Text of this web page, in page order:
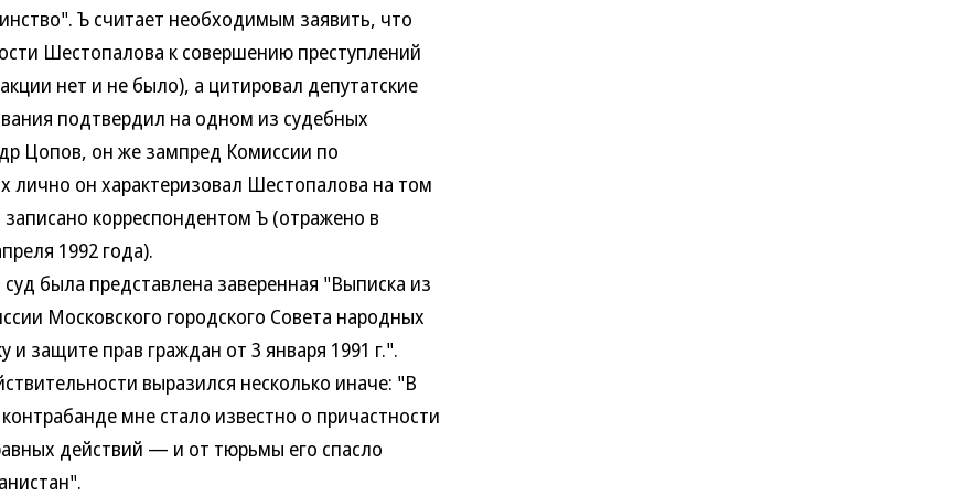
Ъ считает необходимым заявить, что
Шестопалова к совершению преступлений
нет и не было), а цитировал депутатские
подтвердил на одном из судебных
Цопов, он же зампред Комиссии по
лично он характеризовал Шестопалова на том
корреспондентом Ъ (отражено в
1992 года).
была представлена заверенная "Выписка из
Московского городского Совета народных
и защите прав граждан от 3 января 1991 г.".
выразился несколько иначе: "В
мне стало известно о причастности
действий — и от тюрьмы его спасло